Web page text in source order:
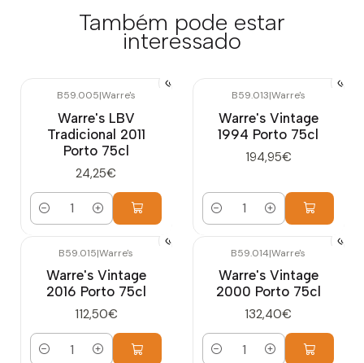
Também pode estar
interessado
B59.005|Warre's
Warre's LBV
Tradicional 2011
Porto 75cl
24,25€
Quantidade
B59.013|Warre's
Warre's Vintage
1994 Porto 75cl
194,95€
Quantidade
B59.015|Warre's
Warre's Vintage
2016 Porto 75cl
112,50€
Quantidade
B59.014|Warre's
Warre's Vintage
2000 Porto 75cl
132,40€
Quantidade